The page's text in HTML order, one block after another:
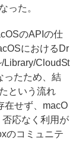
った。
のAPIの仕
におけるDr
Library/CloudSt
ったため、結
という流れ
在せず、macO
応なく利用が
のコミュニテ